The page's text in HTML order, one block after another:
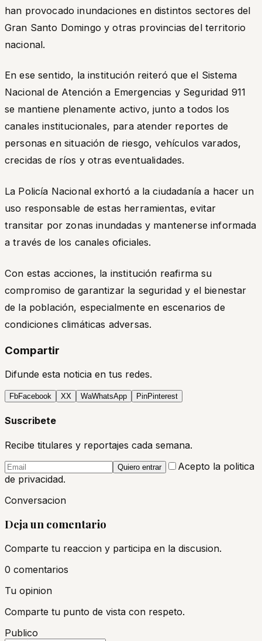
han provocado inundaciones en distintos sectores del
Gran Santo Domingo y otras provincias del territorio
nacional.
En ese sentido, la institución reiteró que el Sistema
Nacional de Atención a Emergencias y Seguridad 911
se mantiene plenamente activo, junto a todos los
canales institucionales, para atender reportes de
personas en situación de riesgo, vehículos varados,
crecidas de ríos y otras eventualidades.
La Policía Nacional exhortó a la ciudadanía a hacer un
uso responsable de estas herramientas, evitar
transitar por zonas inundadas y mantenerse informada
a través de los canales oficiales.
Con estas acciones, la institución reafirma su
compromiso de garantizar la seguridad y el bienestar
de la población, especialmente en escenarios de
condiciones climáticas adversas.
Compartir
Difunde esta noticia en tus redes.
FbFacebook XX WaWhatsApp PinPinterest
Suscribete
Recibe titulares y reportajes cada semana.
Quiero entrar
Acepto la politica
de privacidad.
Conversacion
Deja un comentario
Comparte tu reaccion y participa en la discusion.
0 comentarios
Tu opinion
Comparte tu punto de vista con respeto.
Publico